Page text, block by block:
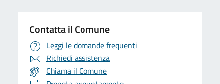
Contatta il Comune
Leggi le domande frequenti
Richiedi assistenza
Chiama il Comune